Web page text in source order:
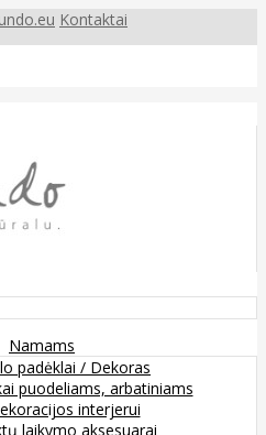
Kontaktai
Namams
padėklai / Dekoras
puodeliams, arbatiniams
interjerui
laikymo aksesuarai